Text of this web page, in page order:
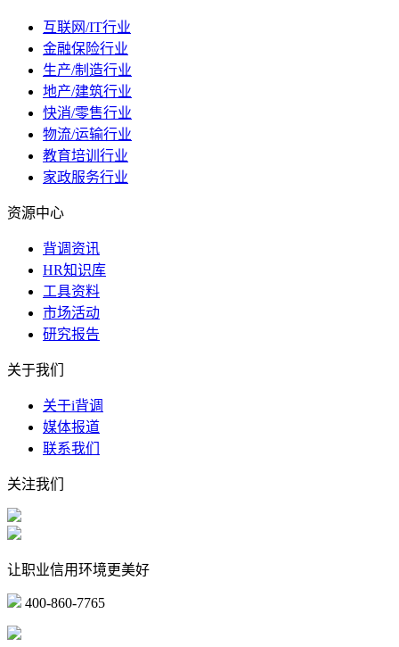
互联网/IT行业
金融保险行业
生产/制造行业
地产/建筑行业
快消/零售行业
物流/运输行业
教育培训行业
家政服务行业
资源中心
背调资讯
HR知识库
工具资料
市场活动
研究报告
关于我们
关于i背调
媒体报道
联系我们
关注我们
让职业信用环境更美好
400-860-7765